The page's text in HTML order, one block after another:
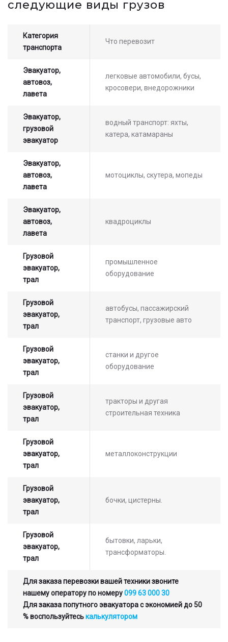
следующие виды грузов
Категория
транспорта
Что перевозит
Эвакуатор,
автовоз,
лавета
легковые автомобили, бусы,
кросовери, внедорожники
Эвакуатор,
грузовой
эвакуатор
водный транспорт: яхты,
катера, катамараны
Эвакуатор,
автовоз,
лавета
мотоциклы, скутера, мопеды
Эвакуатор,
автовоз,
лавета
квадроциклы
Грузовой
эвакуатор,
трал
промышленное
оборудование
Грузовой
эвакуатор,
трал
автобусы, пассажирский
транспорт, грузовые авто
Грузовой
эвакуатор,
трал
станки и другое
оборудование
Грузовой
эвакуатор,
трал
тракторы и другая
строительная техника
Грузовой
эвакуатор,
трал
металлоконструкции
Грузовой
эвакуатор,
трал
бочки, цистерны.
Грузовой
эвакуатор,
трал
бытовки, ларьки,
трансформаторы.
Для заказа перевозки вашей техники звоните
нашему оператору по номеру099 63 000 30
Для заказа попутного эвакуатора с экономией до 50
% воспользуйтеськалькулятором
оператором